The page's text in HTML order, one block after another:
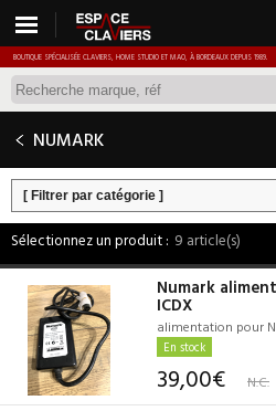
BOUTIQUE SPÉCIALISÉE CLAVIERS, HOME STUDIO ET MAO, À BORDEAUX DEPUIS 1989.
NUMARK
[ Filtrer par catégorie ]
9 article(s)
Numark
ICDX
alimentation pour
En stock
39,00€ N.C.